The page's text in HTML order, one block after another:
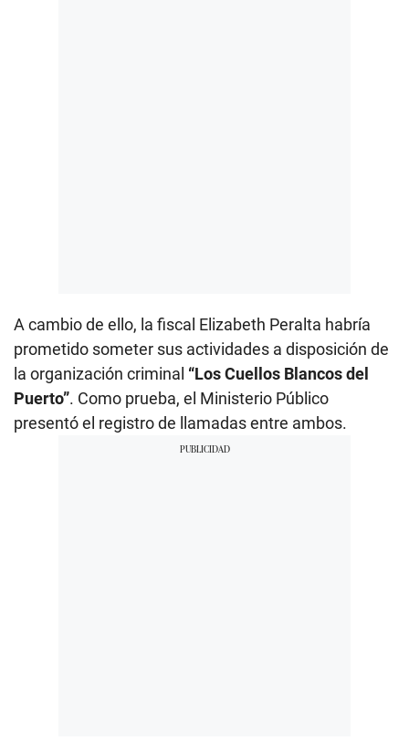
A cambio de ello, la fiscal Elizabeth Peralta habría
prometido someter sus actividades a disposición de
la organización criminal “Los Cuellos Blancos del
Puerto”. Como prueba, el Ministerio Público
presentó el registro de llamadas entre ambos.